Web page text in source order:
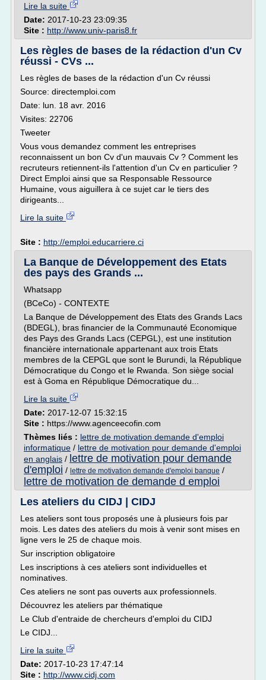
Lire la suite
Date: 2017-10-23 23:09:35
Site : http://www.univ-paris8.fr
Les règles de bases de la rédaction d'un Cv
réussi - CVs ...
Les règles de bases de la rédaction d'un Cv réussi
Source: directemploi.com
Date: lun. 18 avr. 2016
Visites: 22706
Tweeter
Vous vous demandez comment les entreprises
reconnaissent un bon Cv d'un mauvais Cv ? Comment les
recruteurs retiennent-ils l'attention d'un Cv en particulier ?
Direct Emploi ainsi que sa Responsable Ressource
Humaine, vous aiguillera à ce sujet car le tiers des
dirigeants...
Lire la suite
Site : http://emploi.educarriere.ci
La Banque de Développement des Etats
des pays des Grands ...
Whatsapp
(BCeCo) - CONTEXTE
La Banque de Développement des Etats des Grands Lacs
(BDEGL), bras financier de la Communauté Economique
des Pays des Grands Lacs (CEPGL), est une institution
financière internationale appartenant aux trois Etats
membres de la CEPGL que sont le Burundi, la République
Démocratique du Congo et le Rwanda. Son siège social
est à Goma en République Démocratique du...
Lire la suite
Date: 2017-12-07 15:32:15
Site : https://www.agenceecofin.com
Thèmes liés : lettre de motivation demande d'emploi
informatique / lettre de motivation pour demande d'emploi
en anglais / lettre de motivation pour demande
d'emploi / lettre de motivation demande d'emploi banque /
lettre de motivation de demande d emploi
Les ateliers du CIDJ | CIDJ
Les ateliers sont tous proposés une à plusieurs fois par
mois. Les dates des ateliers du mois à venir sont mises en
ligne vers le 25 de chaque mois.
Sur inscription obligatoire
Les inscriptions à ces ateliers sont individuelles et
nominatives.
Ces ateliers ne sont pas ouverts aux professionnels.
Découvrez les ateliers par thématique
Le Club d'entraide de chercheurs d'emploi du CIDJ
Le CIDJ...
Lire la suite
Date: 2017-10-23 17:47:14
Site : http://www.cidj.com